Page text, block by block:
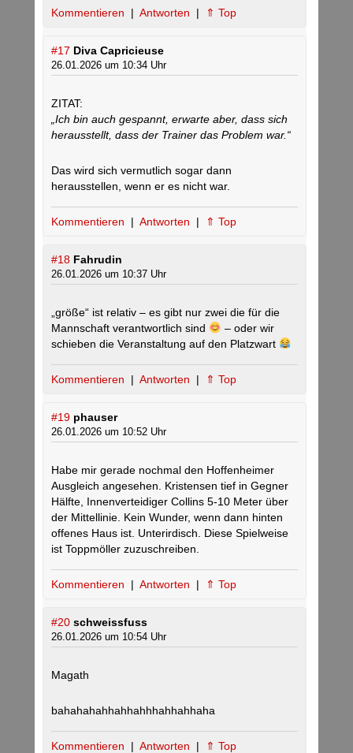
Kommentieren | Antworten | ⇑ Top
#17 Diva Capricieuse
26.01.2026 um 10:34 Uhr
ZITAT:
„Ich bin auch gespannt, erwarte aber, dass sich
herausstellt, dass der Trainer das Problem war.“
Das wird sich vermutlich sogar dann
herausstellen, wenn er es nicht war.
Kommentieren | Antworten | ⇑ Top
#18 Fahrudin
26.01.2026 um 10:37 Uhr
„größe“ ist relativ – es gibt nur zwei die für die
Mannschaft verantwortlich sind
– oder wir
schieben die Veranstaltung auf den Platzwart
Kommentieren | Antworten | ⇑ Top
#19 phauser
26.01.2026 um 10:52 Uhr
Habe mir gerade nochmal den Hoffenheimer
Ausgleich angesehen. Kristensen tief in Gegner
Hälfte, Innenverteidiger Collins 5-10 Meter über
der Mittellinie. Kein Wunder, wenn dann hinten
offenes Haus ist. Unterirdisch. Diese Spielweise
ist Toppmöller zuzuschreiben.
Kommentieren | Antworten | ⇑ Top
#20 schweissfuss
26.01.2026 um 10:54 Uhr
Magath
bahahahahhahhahhhahhahhaha
Kommentieren | Antworten | ⇑ Top